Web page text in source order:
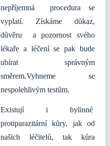
nepříjemná procedura se
vyplatí. Získáme důkaz,
důvěru a pozornost svého
lékaře a léčení se pak bude
ubírat správným
směrem.Vyhneme se
nespolehlivým testům.
Existují i bylinné
protiparazitární kůry, jak od
našich léčitelů, tak kůra